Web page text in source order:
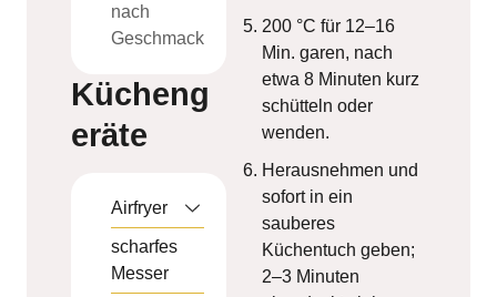
nach
Geschmack
Kücheng
eräte
Airfryer
scharfes
Messer
200 °C für 12–16
Min. garen, nach
etwa 8 Minuten kurz
schütteln oder
wenden.
Herausnehmen und
sofort in ein
sauberes
Küchentuch geben;
2–3 Minuten